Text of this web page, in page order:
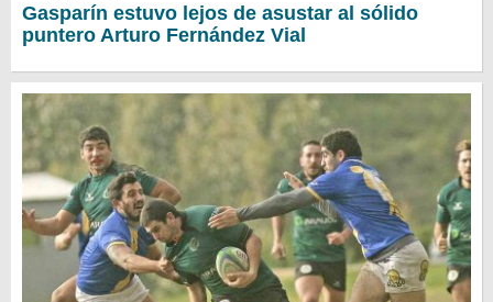
Gasparín estuvo lejos de asustar al sólido
puntero Arturo Fernández Vial